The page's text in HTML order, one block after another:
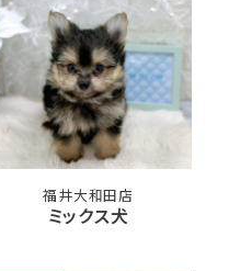
福井大和田店
ミックス犬